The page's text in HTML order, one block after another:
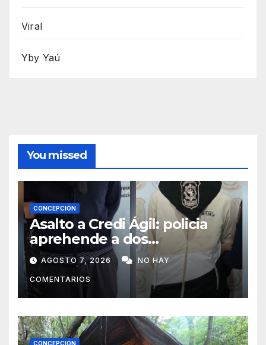
Viral
Yby Yaú
You missed
CONCEPCIÓN
Asalto a Credi Ágil: policia
aprehende a dos
sospechosos e incauta
evidencias en Concepción
AGOSTO 7, 2026 NO HAY
COMENTARIOS
CONCEPCIÓN